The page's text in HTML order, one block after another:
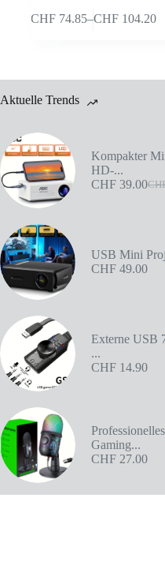
CHF74.85–CHF104.20
Aktuelle Trends
Kompakter
HD-...
CHF 39.00
USB Mini
CHF 49.00
Externe USB
...
CHF 14.90
Gaming...
CHF 27.00